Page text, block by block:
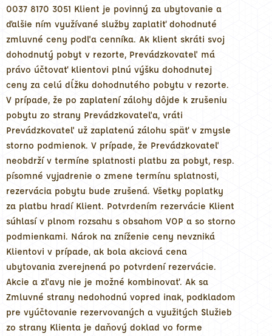
0037 8170 3051 Klient je povinný za ubytovanie a
ďalšie ním využívané služby zaplatiť dohodnuté
zmluvné ceny podľa cenníka. Ak klient skráti svoj
dohodnutý pobyt v rezorte, Prevádzkovateľ má
právo účtovať klientovi plnú výšku dohodnutej
ceny za celú dĺžku dohodnutého pobytu v rezorte.
V prípade, že po zaplatení zálohy dôjde k zrušeniu
pobytu zo strany Prevádzkovateľa, vráti
Prevádzkovateľ už zaplatenú zálohu späť v zmysle
storno podmienok. V prípade, že Prevádzkovateľ
neobdrží v termíne splatnosti platbu za pobyt, resp.
písomné vyjadrenie o zmene termínu splatnosti,
rezervácia pobytu bude zrušená. Všetky poplatky
za platbu hradí Klient. Potvrdením rezervácie Klient
súhlasí v plnom rozsahu s obsahom VOP a so storno
podmienkami. Nárok na zníženie ceny nevzniká
Klientovi v prípade, ak bola akciová cena
ubytovania zverejnená po potvrdení rezervácie.
Akcie a zľavy nie je možné kombinovať. Ak sa
Zmluvné strany nedohodnú vopred inak, podkladom
pre vyúčtovanie rezervovaných a využitých Služieb
zo strany Klienta je daňový doklad vo forme